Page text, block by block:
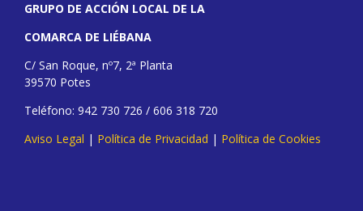
GRUPO DE ACCIÓN LOCAL DE LA
COMARCA DE LIÉBANA
C/ San Roque, nº7, 2ª Planta
39570 Potes
Teléfono: 942 730 726 / 606 318 720
Aviso Legal | Política de Privacidad | Política de Cookies